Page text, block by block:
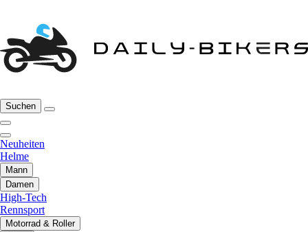
Suchen
Neuheiten
Helme
Mann
Damen
High-Tech
Rennsport
Motorrad & Roller